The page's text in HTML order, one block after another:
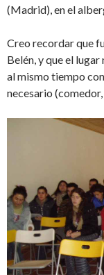
(Madrid), en el
Creo recordar que
Belén, y que el
al mismo tiempo
necesario